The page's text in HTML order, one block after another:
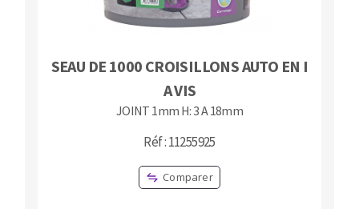
SEAU DE 1000 CROISILLONS AUTO EN I
A VIS
JOINT 1mm H: 3 A 18mm
Réf : 11255925
Comparer